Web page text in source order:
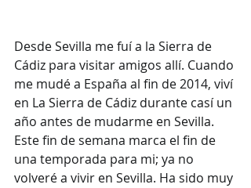
Desde Sevilla me fuí a la Sierra de
Cádiz para visitar amigos allí. Cuando
me mudé a España al fin de 2014, viví
en La Sierra de Cádiz durante casí un
año antes de mudarme en Sevilla.
Este fin de semana marca el fin de
una temporada para mi; ya no
volveré a vivir en Sevilla. Ha sido muy